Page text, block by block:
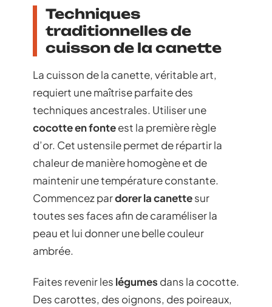
Techniques
traditionnelles de
cuisson de la canette
La cuisson de la canette, véritable art,
requiert une maîtrise parfaite des
techniques ancestrales. Utiliser une
cocotte en fonteest la première règle
d’or. Cet ustensile permet de répartir la
chaleur de manière homogène et de
maintenir une température constante.
Commencez pardorer la canettesur
toutes ses faces afin de caraméliser la
peau et lui donner une belle couleur
ambrée.
Faites revenir les légumes dans la cocotte.
Des carottes, des oignons, des poireaux,